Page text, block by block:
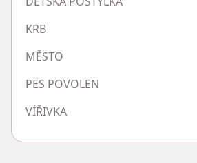
KRB
MĚSTO
PES POVOLEN
VÍŘIVKA